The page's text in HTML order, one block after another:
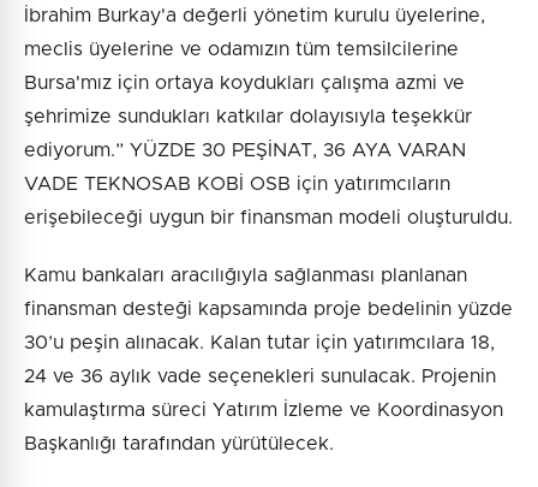
İbrahim Burkay'a değerli yönetim kurulu üyelerine,
meclis üyelerine ve odamızın tüm temsilcilerine
Bursa'mız için ortaya koydukları çalışma azmi ve
şehrimize sundukları katkılar dolayısıyla teşekkür
ediyorum.” YÜZDE 30 PEŞİNAT, 36 AYA VARAN
VADE TEKNOSAB KOBİ OSB için yatırımcıların
erişebileceği uygun bir finansman modeli oluşturuldu.
Kamu bankaları aracılığıyla sağlanması planlanan
finansman desteği kapsamında proje bedelinin yüzde
30’u peşin alınacak. Kalan tutar için yatırımcılara 18,
24 ve 36 aylık vade seçenekleri sunulacak. Projenin
kamulaştırma süreci Yatırım İzleme ve Koordinasyon
Başkanlığı tarafından yürütülecek.